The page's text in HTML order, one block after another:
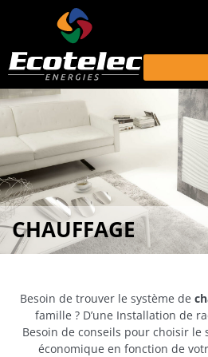
CHAUFFAGE
Besoin de trouver le système de
famille ? D’une Installation de
Besoin de conseils pour choisir le
économique en fonction de